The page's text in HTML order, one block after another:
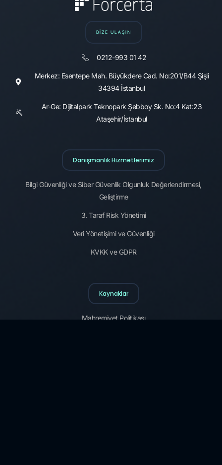
BİZE ULAŞIN
0212-993 01 42
Merkez: Esentepe Mah. Büyükdere Cad. No:201/B44 Şişli
34394 İstanbul
Ar-Ge: Dijitalpark Teknopark Şebboy Sk. No:4 Kat:23
Ataşehir/İstanbul
Danışmanlık Hizmetlerimiz
Bilgi Güvenliği ve Siber Güvenlik Olgunluk Değerlendirmesi,
Geliştirme
3. Taraf Risk Yönetimi
Veri Yönetişimi ve Güvenliği
KVKK ve GDPR
Kaynaklar
Mahremiyet Politikası